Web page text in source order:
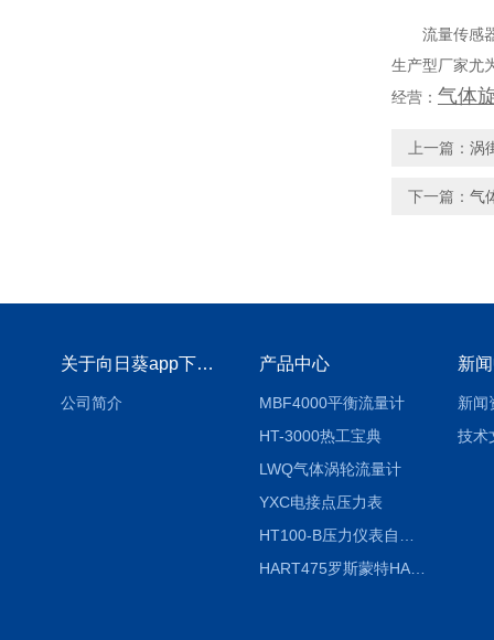
流量传感器的
生产型厂家尤为
经营： 气体
上一篇： 涡
下一篇： 气
关于向日葵app下载安装官方免费下载
公司简介
产品中心
MBF4000平衡流量计
HT-3000热工宝典
LWQ气体涡轮流量计
YXC电接点压力表
HART475罗斯蒙特HART475手操器
新
新闻
技术